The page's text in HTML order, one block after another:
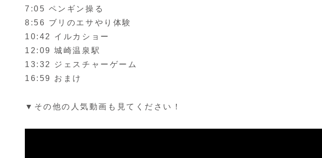
7:05 ペンギン操る
8:56 ブリのエサやり体験
10:42 イルカショー
12:09 城崎温泉駅
13:32 ジェスチャーゲーム
16:59 おまけ
▼その他の人気動画も見てください！